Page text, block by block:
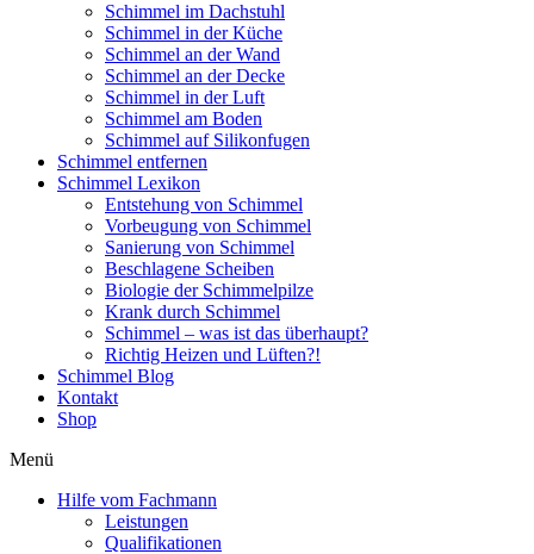
Schimmel im Dachstuhl
Schimmel in der Küche
Schimmel an der Wand
Schimmel an der Decke
Schimmel in der Luft
Schimmel am Boden
Schimmel auf Silikonfugen
Schimmel entfernen
Schimmel Lexikon
Entstehung von Schimmel
Vorbeugung von Schimmel
Sanierung von Schimmel
Beschlagene Scheiben
Biologie der Schimmelpilze
Krank durch Schimmel
Schimmel – was ist das überhaupt?
Richtig Heizen und Lüften?!
Schimmel Blog
Kontakt
Shop
Menü
Hilfe vom Fachmann
Leistungen
Qualifikationen